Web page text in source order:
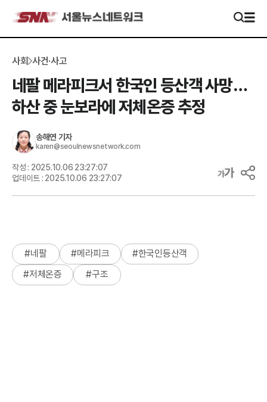
사회 사건·사고
네팔 메라피크서 한국인 등산객 사망…
하산 중 눈보라에 저체온증 추정
송해연 기자
karen@seoulnewsnetwork.com
작성 : 2025.10.06 23:27:07
업데이트 : 2025.10.06 23:27:07
#네팔 #메라피크 #한국인등산객
#저체온증 #구조